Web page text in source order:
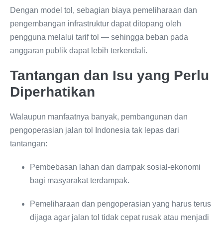
Dengan model tol, sebagian biaya pemeliharaan dan
pengembangan infrastruktur dapat ditopang oleh
pengguna melalui tarif tol — sehingga beban pada
anggaran publik dapat lebih terkendali.
Tantangan dan Isu yang Perlu
Diperhatikan
Walaupun manfaatnya banyak, pembangunan dan
pengoperasian jalan tol Indonesia tak lepas dari
tantangan:
Pembebasan lahan dan dampak sosial-ekonomi
bagi masyarakat terdampak.
Pemeliharaan dan pengoperasian yang harus terus
dijaga agar jalan tol tidak cepat rusak atau menjadi